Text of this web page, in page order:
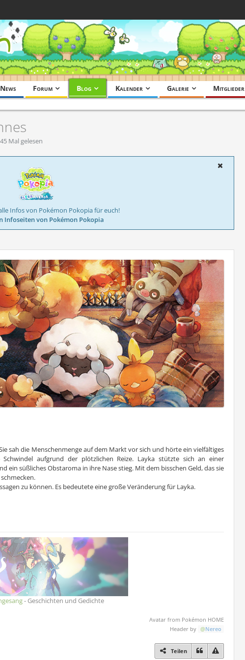
News Forum Blog Kalender Galerie Mitglieder
Mal gelesen
Infos von Pokémon Pokopia für euch!
Infoseiten von Pokémon Pokopia
sah die Menschenmenge auf dem Markt vor sich und hörte ein vielfältiges
aufgrund der plötzlichen Reize. Layka stützte sich an einer
ein süßliches Obstaroma in ihre Nase stieg. Mit dem bisschen Geld, das sie
zu können. Es bedeutete eine große Veränderung für Layka.
- Geschichten und Gedichte
Avatar from Pokémon HOME
Header by
Nereo
Teilen